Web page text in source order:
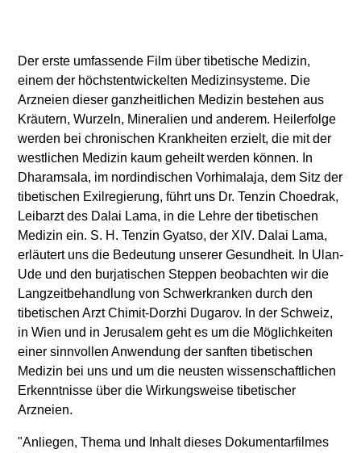
Der erste umfassende Film über tibetische Medizin,
einem der höchstentwickelten Medizinsysteme. Die
Arzneien dieser ganzheitlichen Medizin bestehen aus
Kräutern, Wurzeln, Mineralien und anderem. Heilerfolge
werden bei chronischen Krankheiten erzielt, die mit der
westlichen Medizin kaum geheilt werden können. In
Dharamsala, im nordindischen Vorhimalaja, dem Sitz der
tibetischen Exilregierung, führt uns Dr. Tenzin Choedrak,
Leibarzt des Dalai Lama, in die Lehre der tibetischen
Medizin ein. S. H. Tenzin Gyatso, der XIV. Dalai Lama,
erläutert uns die Bedeutung unserer Gesundheit. In Ulan-
Ude und den burjatischen Steppen beobachten wir die
Langzeitbehandlung von Schwerkranken durch den
tibetischen Arzt Chimit-Dorzhi Dugarov. In der Schweiz,
in Wien und in Jerusalem geht es um die Möglichkeiten
einer sinnvollen Anwendung der sanften tibetischen
Medizin bei uns und um die neusten wissenschaftlichen
Erkenntnisse über die Wirkungsweise tibetischer
Arzneien.
"Anliegen, Thema und Inhalt dieses Dokumentarfilmes